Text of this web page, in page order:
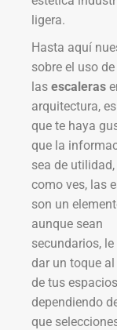
ligera.
Hasta aquí
sobre el uso de
las escaleras
arquitectura,
que te haya
que la
sea de
como ves, las
son un
aunque sean
secundarios, le
dar un toque
de tus espacios
dependiendo
que